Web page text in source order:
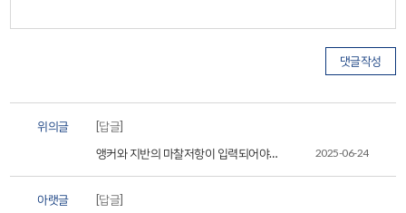
위의글
[답글]
앵커와 지반의 마찰저항이 입력되어야
합니다.
2025-06-24
아랫글
[답글]